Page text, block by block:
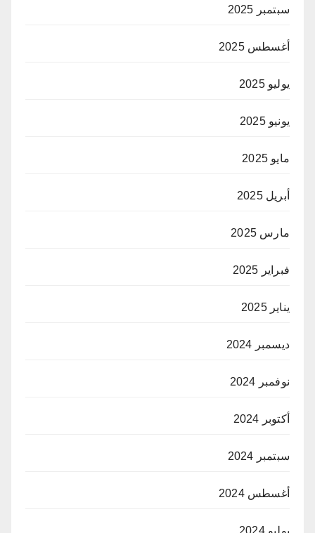
سبتمبر 2025
أغسطس 2025
يوليو 2025
يونيو 2025
مايو 2025
أبريل 2025
مارس 2025
فبراير 2025
يناير 2025
ديسمبر 2024
نوفمبر 2024
أكتوبر 2024
سبتمبر 2024
أغسطس 2024